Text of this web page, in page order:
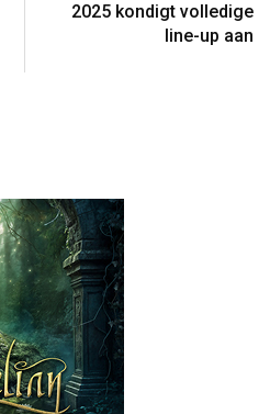
2025 kondigt volledige
line-up aan